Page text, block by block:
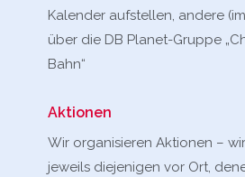
Kalender aufstellen, andere
über die DB Planet-Gruppe
Bahn“
Aktionen
Wir organisieren Aktionen –
jeweils diejenigen vor Ort,